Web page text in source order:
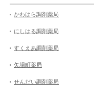
かわはら調剤薬局
にしはる調剤薬局
すくえあ調剤薬局
矢場町薬局
せんだい調剤薬局